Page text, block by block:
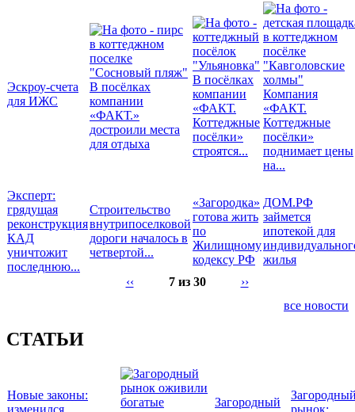
Эскроу-счета
для ИЖС
В посёлках
компании
«ФАКТ.»
достроили места
для отдыха
В посёлках
компании
«ФАКТ.
Коттеджные
посёлки»
строятся...
Компания
«ФАКТ.
Коттеджные
посёлки»
поднимает цены
на...
Эксперт:
грядущая
реконструкция
КАД
уничтожит
последнюю...
Строительство
внутрипоселковой
дороги началось в
четвертой...
«Загородка»
готова жить
по
Жилищному
кодексу РФ
ДОМ.РФ
займется
ипотекой для
жилья
‹‹
7 из 30
››
все новости
СТАТЬИ
Новые законы:
изменился
Загородный
рынок: